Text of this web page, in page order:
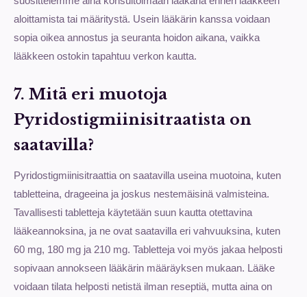
aloittamista tai määritystä. Usein lääkärin kanssa voidaan
sopia oikea annostus ja seuranta hoidon aikana, vaikka
lääkkeen ostokin tapahtuu verkon kautta.
7. Mitä eri muotoja
Pyridostigmiinisitraatista on
saatavilla?
Pyridostigmiinisitraattia on saatavilla useina muotoina, kuten
tabletteina, drageeina ja joskus nestemäisinä valmisteina.
Tavallisesti tabletteja käytetään suun kautta otettavina
lääkeannoksina, ja ne ovat saatavilla eri vahvuuksina, kuten
60 mg, 180 mg ja 210 mg. Tabletteja voi myös jakaa helposti
sopivaan annokseen lääkärin määräyksen mukaan. Lääke
voidaan tilata helposti netistä ilman reseptiä, mutta aina on